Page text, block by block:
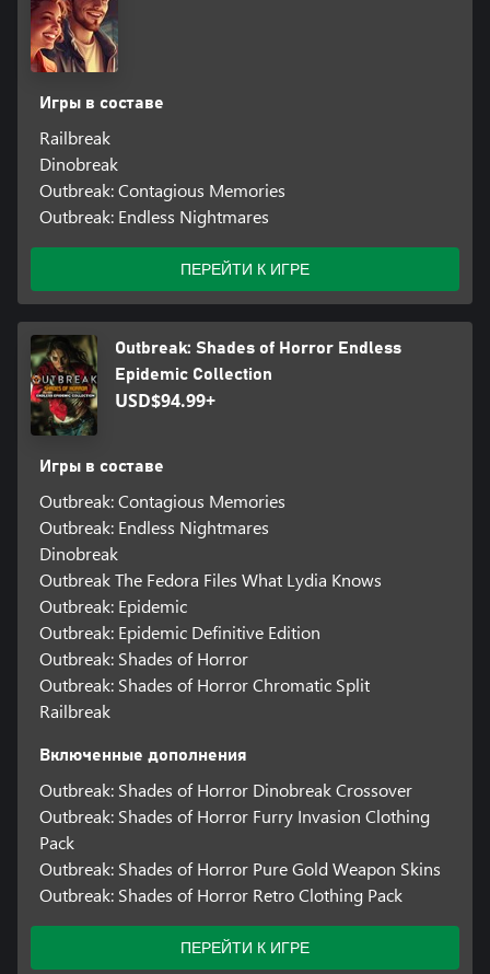
Игры в составе
Railbreak
Dinobreak
Outbreak: Contagious Memories
Outbreak: Endless Nightmares
ПЕРЕЙТИ К ИГРЕ
Outbreak: Shades of Horror Endless
Epidemic Collection
USD$94.99+
Игры в составе
Outbreak: Contagious Memories
Outbreak: Endless Nightmares
Dinobreak
Outbreak The Fedora Files What Lydia Knows
Outbreak: Epidemic
Outbreak: Epidemic Definitive Edition
Outbreak: Shades of Horror
Outbreak: Shades of Horror Chromatic Split
Railbreak
Включенные дополнения
Outbreak: Shades of Horror Dinobreak Crossover
Outbreak: Shades of Horror Furry Invasion Clothing
Pack
Outbreak: Shades of Horror Pure Gold Weapon Skins
Outbreak: Shades of Horror Retro Clothing Pack
ПЕРЕЙТИ К ИГРЕ